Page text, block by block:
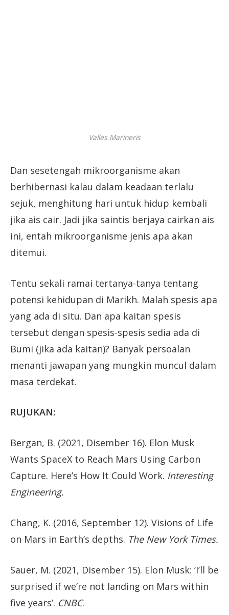
Valles Marineris
Dan sesetengah mikroorganisme akan
berhibernasi kalau dalam keadaan terlalu
sejuk, menghitung hari untuk hidup kembali
jika ais cair. Jadi jika saintis berjaya cairkan ais
ini, entah mikroorganisme jenis apa akan
ditemui.
Tentu sekali ramai tertanya-tanya tentang
potensi kehidupan di Marikh. Malah spesis apa
yang ada di situ. Dan apa kaitan spesis
tersebut dengan spesis-spesis sedia ada di
Bumi (jika ada kaitan)? Banyak persoalan
menanti jawapan yang mungkin muncul dalam
masa terdekat.
RUJUKAN:
Bergan, B. (2021, Disember 16). Elon Musk
Wants SpaceX to Reach Mars Using Carbon
Capture. Here’s How It Could Work. Interesting
Engineering.
Chang, K. (2016, September 12). Visions of Life
on Mars in Earth’s depths. The New York Times.
Sauer, M. (2021, Disember 15). Elon Musk: ‘I’ll be
surprised if we’re not landing on Mars within
five years’. CNBC.